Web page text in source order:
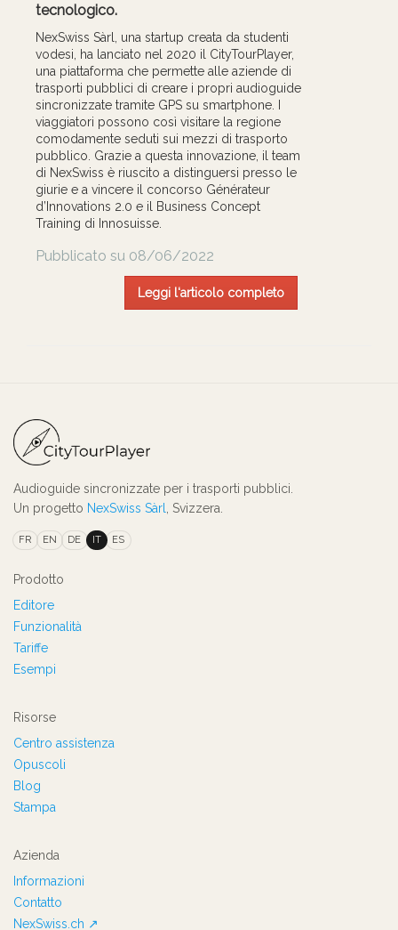
tecnologico.
NexSwiss Sàrl, una startup creata da studenti
vodesi, ha lanciato nel 2020 il CityTourPlayer,
una piattaforma che permette alle aziende di
trasporti pubblici di creare i propri audioguide
sincronizzate tramite GPS su smartphone. I
viaggiatori possono così visitare la regione
comodamente seduti sui mezzi di trasporto
pubblico. Grazie a questa innovazione, il team
di NexSwiss è riuscito a distinguersi presso le
giurie e a vincere il concorso Générateur
d’Innovations 2.0 e il Business Concept
Training di Innosuisse.
Pubblicato su 08/06/2022
Leggi l‘articolo completo
Audioguide sincronizzate per i trasporti pubblici.
Un progetto NexSwiss Sàrl , Svizzera.
FR EN DE IT ES
Prodotto
Editore
Funzionalità
Tariffe
Esempi
Risorse
Centro assistenza
Opuscoli
Blog
Stampa
Azienda
Informazioni
Contatto
NexSwiss.ch ↗